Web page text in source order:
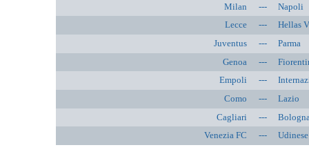
Milan
--- Napoli
Lecce
--- Hellas
Juventus
--- Parma
Genoa
---
Empoli
---
Como
--- Lazio
Cagliari
--- Bologna
Venezia FC
--- Udinese